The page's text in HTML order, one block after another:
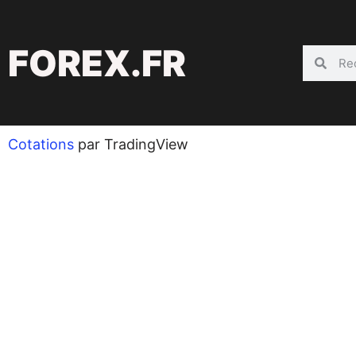
FOREX.FR
Cotations par TradingView